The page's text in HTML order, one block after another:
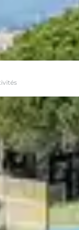
d’été en
en ville
puissiez
ou location,